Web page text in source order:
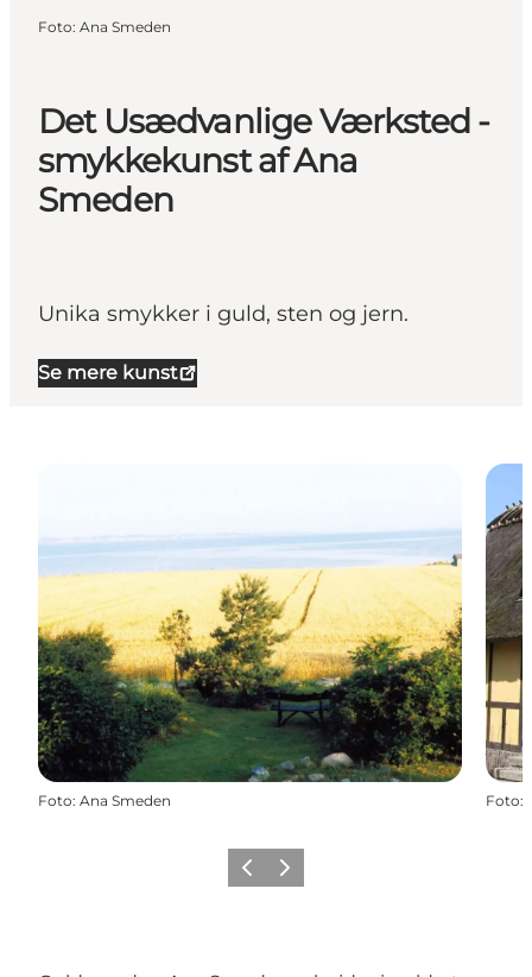
Det Usædvanlige Værksted -
smykkekunst af Ana
Smeden
Unika smykker i guld, sten og jern.
Se mere kunst
Foto: Ana Smeden
Foto: Ana Smeden Foto:
ForrigeNæste